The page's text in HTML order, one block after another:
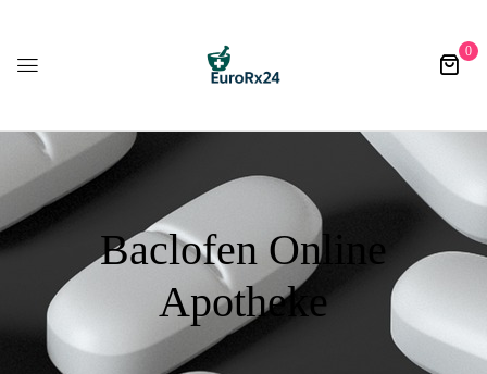
0
Baclofen Online
Apotheke